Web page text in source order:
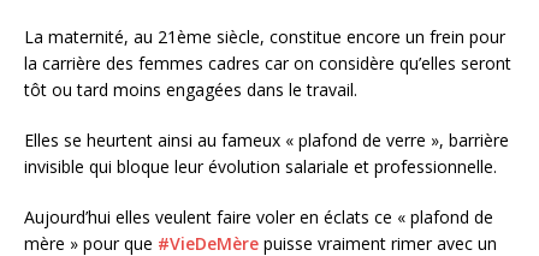
La maternité, au 21ème siècle, constitue encore un frein pour
la carrière des femmes cadres car on considère qu’elles seront
tôt ou tard moins engagées dans le travail.
Elles se heurtent ainsi au fameux « plafond de verre », barrière
invisible qui bloque leur évolution salariale et professionnelle.
Aujourd’hui elles veulent faire voler en éclats ce « plafond de
mère » pour que #VieDeMère puisse vraiment rimer avec un